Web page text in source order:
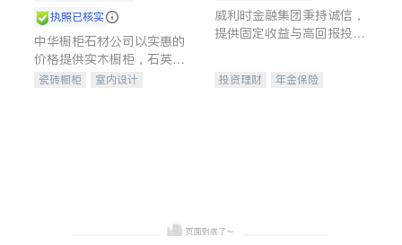
执照已核实
中华橱柜石材公司以实惠的
价格提供实木橱柜，石英石
台面，多种优质不锈钢水
瓷砖橱柜
室内设计
威利时金融集团秉持诚信，
提供固定收益与高回报投资
合，助力客户实现目标
投资理财
年金保险